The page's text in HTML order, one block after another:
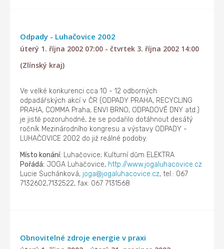
Odpady - Luhačovice 2002
úterý 1. října 2002 07:00 - čtvrtek 3. října 2002 14:00
(Zlínský kraj)
Ve velké konkurenci cca 10 - 12 odborných
odpadářských akcí v ČR (ODPADY PRAHA, RECYCLING
PRAHA, COMMA Praha, ENVI BRNO, ODPADOVÉ DNY atd.)
je jistě pozoruhodné, že se podařilo dotáhnout desátý
ročník Mezinárodního kongresu a výstavy ODPADY -
LUHAČOVICE 2002 do již reálné podoby.
Místo konání: Luhačovice; Kulturní dům ELEKTRA
Pořádá: JOGA Luhačovice, http://www.jogaluhacovice.cz
Lucie Suchánková, joga@jogaluhacovice.cz, tel.: 067
7132602,7132522, fax: 067 7131568
Obnovitelné zdroje energie v praxi